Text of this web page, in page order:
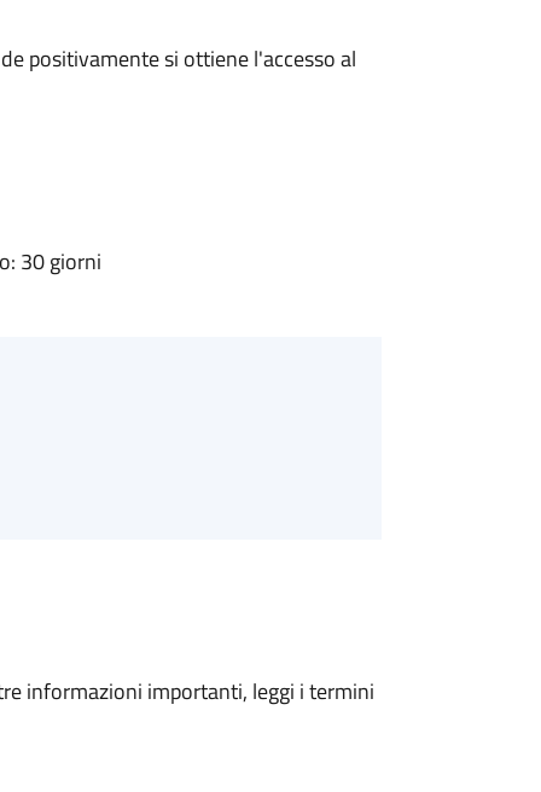
positivamente si ottiene l'accesso al
30 giorni
informazioni importanti, leggi i termini